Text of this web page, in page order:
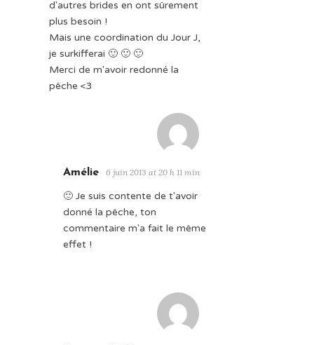
d'autres brides en ont sûrement
plus besoin !
Mais une coordination du Jour J,
je surkifferai 🙂 🙂 🙂
Merci de m'avoir redonné la
pêche <3
Amélie 6 juin 2013 at 20 h 11 min
🙂 Je suis contente de t'avoir
donné la pêche, ton
commentaire m'a fait le même
effet !